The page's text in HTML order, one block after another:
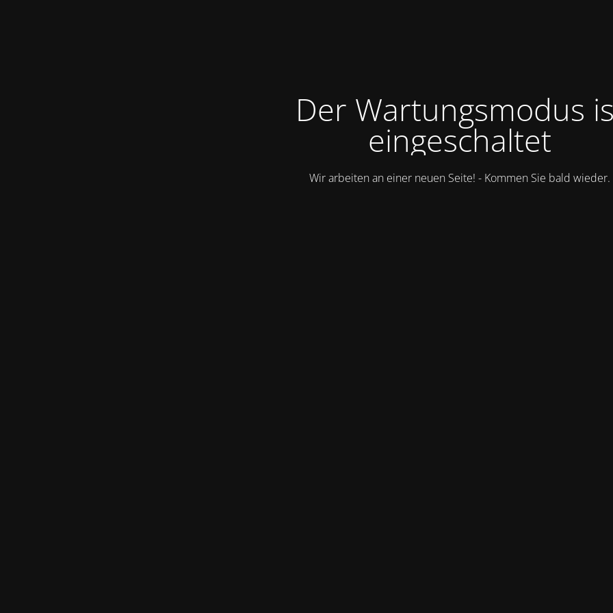
Der Wartungsmodus
eingeschaltet
Wir arbeiten an einer neuen Seite! - Kommen Sie bald wieder.